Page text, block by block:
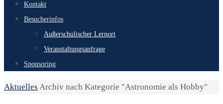
Kontakt
Besucherinfos
Außerschulischer Lernort
Veranstaltungsanfrage
Sponsoring
Start
Aktuelles Archiv nach Kategorie "Astronomie als Hobby"